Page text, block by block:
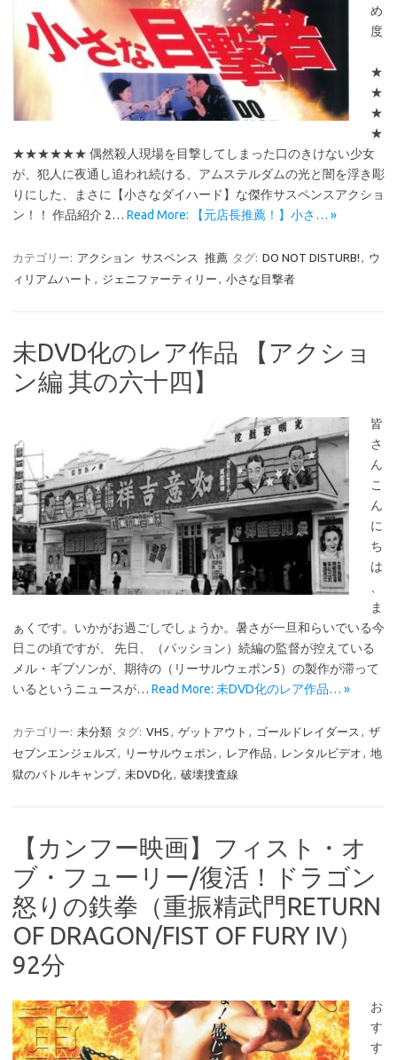
め
度
★
★
★
★
★★★★★★ 偶然殺人現場を目撃してしまった口のきけない少女
が、犯人に夜通し追われ続ける、アムステルダムの光と闇を浮き彫
りにした、まさに【小さなダイハード】な傑作サスペンスアクショ
ン！！ 作品紹介 2… Read More: 【元店長推薦！】小さ… »
カテゴリー: アクション サスペンス 推薦 タグ: DO NOT DISTURB! , ウ
ィリアムハート , ジェニファーティリー , 小さな目撃者
未DVD化のレア作品 【アクショ
ン編 其の六十四】
皆
さ
ん
こ
ん
に
ち
は
ま
ぁくです。いかがお過ごしでしょうか。暑さが一旦和らいでいる今
日この頃ですが、 先日、（パッション）続編の監督が控えている
メル・ギブソンが、期待の（リーサルウェポン5）の製作が滞って
いるというニュースが… Read More: 未DVD化のレア作品… »
カテゴリー: 未分類 タグ: VHS , ゲットアウト , ゴールドレイダース , ザ
セブンエンジェルズ, リーサルウェポン , レア作品 , レンタルビデオ , 地
獄のバトルキャンプ, 未DVD化, 破壊捜査線
【カンフー映画】フィスト・オ
ブ・フューリー/復活！ドラゴン
怒りの鉄拳（重振精武門RETURN
OF DRAGON/FIST OF FURY IV）
92分
お
す
す